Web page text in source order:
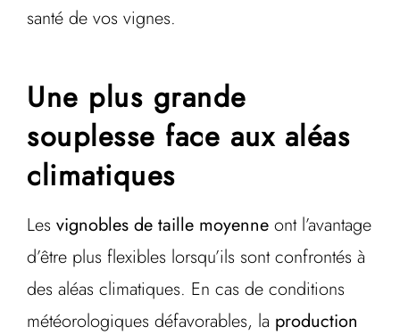
santé de vos vignes.
Une plus grande
souplesse face aux aléas
climatiques
Les vignobles de taille moyenne ont l’avantage
d’être plus flexibles lorsqu’ils sont confrontés à
des aléas climatiques. En cas de conditions
météorologiques défavorables, la production